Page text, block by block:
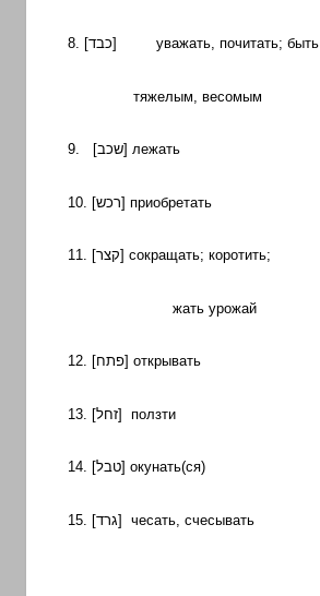
8. [כבד] уважать, почитать; быть
тяжелым, весомым
9. [שכב] лежать
10. [רכש] приобретать
11. [קצר] сокращать; коротить;
жать урожай
12. [פתח] открывать
13. [זחל] ползти
14. [טבל] окунать(ся)
15. [גרד] чесать, счесывать